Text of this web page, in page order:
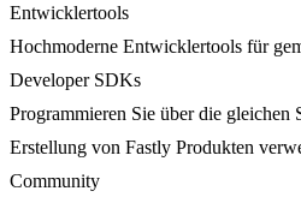
Entwicklertools
Hochmoderne Entwicklertools für
Developer SDKs
Programmieren Sie über die
Erstellung von Fastly Produkten
Community